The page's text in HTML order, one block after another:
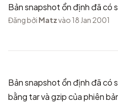
Bản snapshot ổn định đã có
Đăng bởi Matzvào 18 Jan 2001
Bản snapshot ổn định đã có
bằng tar và gzip của phiên